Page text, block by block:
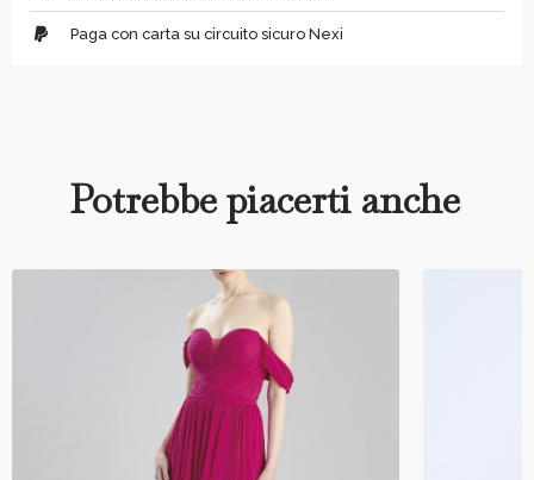
Paga con carta su circuito sicuro Nexi
Potrebbe piacerti anche